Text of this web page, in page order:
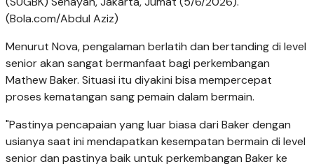
(Bola.com/Abdul Aziz)
Menurut Nova, pengalaman berlatih dan bertanding di level
senior akan sangat bermanfaat bagi perkembangan
Mathew Baker. Situasi itu diyakini bisa mempercepat
proses kematangan sang pemain dalam bermain.
"Pastinya pencapaian yang luar biasa dari Baker dengan
usianya saat ini mendapatkan kesempatan bermain di level
senior dan pastinya baik untuk perkembangan Baker ke